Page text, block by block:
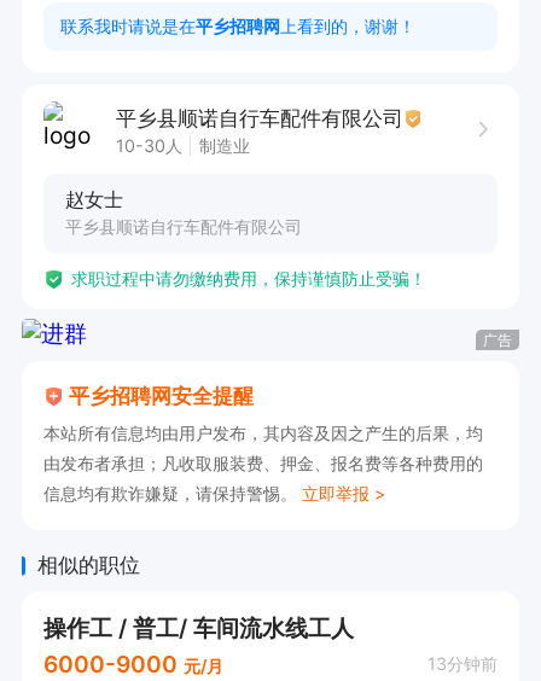
活简单好学  常年有活
联系我时请说是在平乡招聘网 上看到的，谢谢！
平乡县顺诺自行车配件有限公司
10-30人 制造业
赵女士
平乡县顺诺自行车配件有限公司
求职过程中请勿缴纳费用，保持谨慎防止受骗！
广告
平乡招聘网安全提醒
本站所有信息均由用户发布，其内容及因之产生的后果，均
由发布者承担；凡收取服装费、押金、报名费等各种费用的
信息均有欺诈嫌疑，请保持警惕。 立即举报 >
相似的职位
操作工 / 普工/ 车间流水线工人
6000-9000 元/月 13分钟前